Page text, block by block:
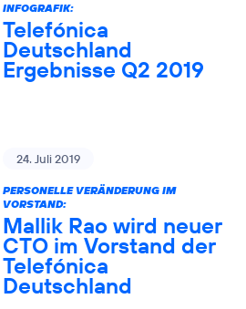
INFOGRAFIK:
Telefónica
Deutschland
Ergebnisse Q2 2019
24. Juli 2019
PERSONELLE VERÄNDERUNG IM
VORSTAND:
Mallik Rao wird neuer
CTO im Vorstand der
Telefónica
Deutschland